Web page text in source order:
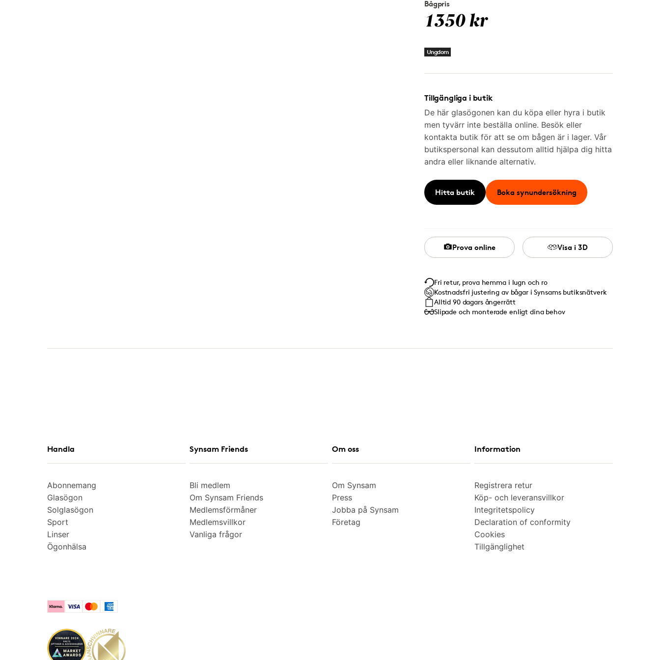
Bågpris
1350 kr
Ungdom
Tillgängliga i butik
De här glasögonen kan du köpa eller hyra i butik
men tyvärr inte beställa online. Besök eller
kontakta butik för att se om bågen är i lager. Vår
butikspersonal kan dessutom alltid hjälpa dig hitta
andra eller liknande alternativ.
Hitta butik Boka synundersökning
Prova online Visa i 3D
Fri retur, prova hemma i lugn och ro
Kostnadsfri justering av bågar i Synsams butiksnätverk
Alltid 90 dagars ångerrätt
Slipade och monterade enligt dina behov
Handla
Abonnemang
Glasögon
Solglasögon
Sport
Linser
Ögonhälsa
Synsam Friends
Bli medlem
Om Synsam Friends
Medlemsförmåner
Medlemsvillkor
Vanliga frågor
Om oss
Om Synsam
Press
Jobba på Synsam
Företag
Information
Registrera retur
Köp- och leveransvillkor
Integritetspolicy
Declaration of conformity
Cookies
Tillgänglighet
KlarnaVisa MastercardAmerican Express